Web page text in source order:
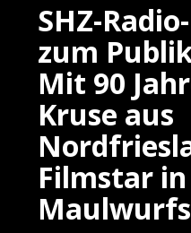
SHZ-
zum
Mit 90
Kruse aus
Filmstar